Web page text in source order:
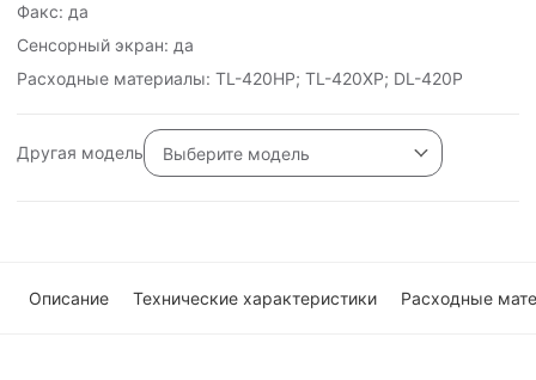
Факс: да
Сенсорный экран: да
Расходные материалы: TL-420HP; TL-420XP; DL-420P
Другая модель Выберите модель
Описание Технические характеристики Расходные